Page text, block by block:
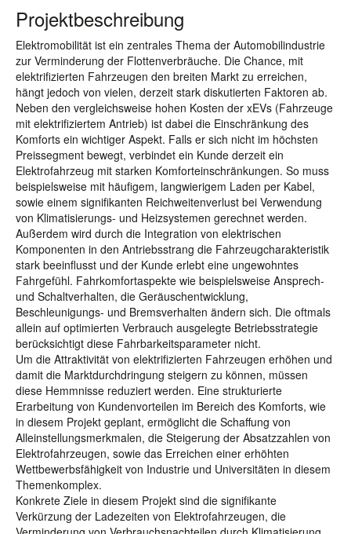
Projektbeschreibung
Elektromobilität ist ein zentrales Thema der Automobilindustrie
zur Verminderung der Flottenverbräuche. Die Chance, mit
elektrifizierten Fahrzeugen den breiten Markt zu erreichen,
hängt jedoch von vielen, derzeit stark diskutierten Faktoren ab.
Neben den vergleichsweise hohen Kosten der xEVs (Fahrzeuge
mit elektrifiziertem Antrieb) ist dabei die Einschränkung des
Komforts ein wichtiger Aspekt. Falls er sich nicht im höchsten
Preissegment bewegt, verbindet ein Kunde derzeit ein
Elektrofahrzeug mit starken Komforteinschränkungen. So muss
beispielsweise mit häufigem, langwierigem Laden per Kabel,
sowie einem signifikanten Reichweitenverlust bei Verwendung
von Klimatisierungs- und Heizsystemen gerechnet werden.
Außerdem wird durch die Integration von elektrischen
Komponenten in den Antriebsstrang die Fahrzeugcharakteristik
stark beeinflusst und der Kunde erlebt eine ungewohntes
Fahrgefühl. Fahrkomfortaspekte wie beispielsweise Ansprech-
und Schaltverhalten, die Geräuschentwicklung,
Beschleunigungs- und Bremsverhalten ändern sich. Die oftmals
allein auf optimierten Verbrauch ausgelegte Betriebsstrategie
berücksichtigt diese Fahrbarkeitsparameter nicht.
Um die Attraktivität von elektrifizierten Fahrzeugen erhöhen und
damit die Marktdurchdringung steigern zu können, müssen
diese Hemmnisse reduziert werden. Eine strukturierte
Erarbeitung von Kundenvorteilen im Bereich des Komforts, wie
in diesem Projekt geplant, ermöglicht die Schaffung von
Alleinstellungsmerkmalen, die Steigerung der Absatzzahlen von
Elektrofahrzeugen, sowie das Erreichen einer erhöhten
Wettbewerbsfähigkeit von Industrie und Universitäten in diesem
Themenkomplex.
Konkrete Ziele in diesem Projekt sind die signifikante
Verkürzung der Ladezeiten von Elektrofahrzeugen, die